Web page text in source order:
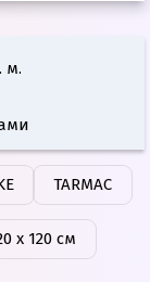
м.
TARMAC
х 120 см